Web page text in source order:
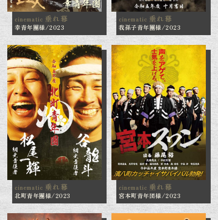
cinematic 垂れ幕
幸青年團様/2023
cinematic 垂れ幕
我孫子青年團様/2023
cinematic 垂れ幕
北町青年團様/2023
cinematic 垂れ幕
宮本町青年団様/2023